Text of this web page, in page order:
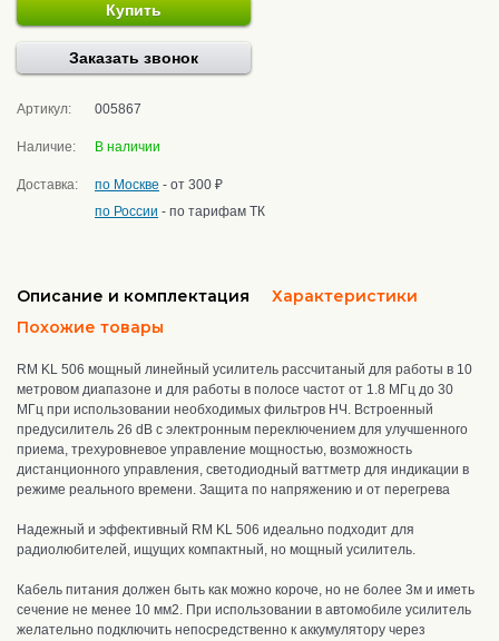
Купить
Заказать звонок
Артикул: 005867
Наличие: В наличии
Доставка: по Москве - от 300 ₽
по России - по тарифам ТК
Описание и комплектация
Характеристики
Похожие товары
RM KL 506 мощный линейный усилитель рассчитаный для работы в 10
метровом диапазоне и для работы в полосе частот от 1.8 МГц до 30
МГц при использовании необходимых фильтров НЧ. Встроенный
предусилитель 26 dB с электронным переключением для улучшенного
приема, трехуровневое управление мощностью, возможность
дистанционного управления, светодиодный ваттметр для индикации в
режиме реального времени. Защита по напряжению и от перегрева
Надежный и эффективный RM KL 506 идеально подходит для
радиолюбителей, ищущих компактный, но мощный усилитель.
Кабель питания должен быть как можно короче, но не более 3м и иметь
сечение не менее 10 мм2. При использовании в автомобиле усилитель
желательно подключить непосредственно к аккумулятору через